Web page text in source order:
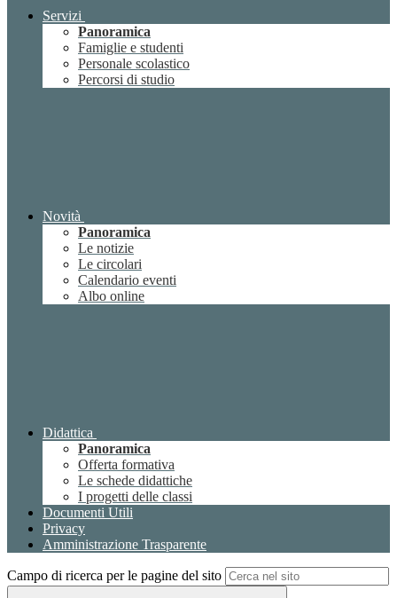
Servizi
Panoramica
Famiglie e studenti
Personale scolastico
Percorsi di studio
Novità
Panoramica
Le notizie
Le circolari
Calendario eventi
Albo online
Didattica
Panoramica
Offerta formativa
Le schede didattiche
I progetti delle classi
Documenti Utili
Privacy
Amministrazione Trasparente
Campo di ricerca per le pagine del sito